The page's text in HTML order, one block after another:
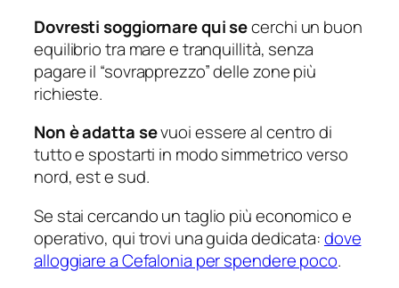
Dovresti soggiornare qui secerchi un buon
equilibrio tra mare e tranquillità, senza
pagare il “sovrapprezzo” delle zone più
richieste.
Non è adatta sevuoi essere al centro di
tutto e spostarti in modo simmetrico verso
nord, est e sud.
Se stai cercando un taglio più economico e
operativo, qui trovi una guida dedicata:dove
alloggiare a Cefalonia per spendere poco.